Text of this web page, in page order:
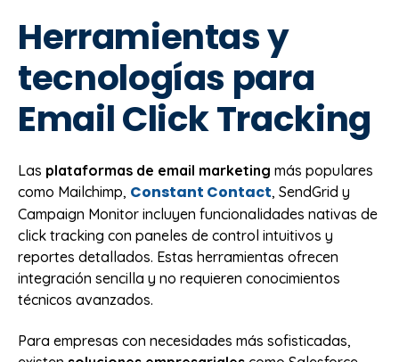
Herramientas y
tecnologías para
Email Click Tracking
Las plataformas de email marketing más populares
como Mailchimp, Constant Contact, SendGrid y
Campaign Monitor incluyen funcionalidades nativas de
click tracking con paneles de control intuitivos y
reportes detallados. Estas herramientas ofrecen
integración sencilla y no requieren conocimientos
técnicos avanzados.
Para empresas con necesidades más sofisticadas,